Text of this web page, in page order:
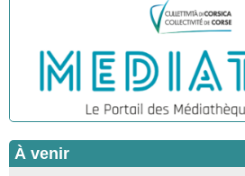
Exposition des œuvres de
"Racines, peintures acryliques et
Animation : "Petits lecteurs" -
Bicchisgià
Veillée de contes à la forêt
mignuleddu" par la Caravane de
Colloque : "Taravu : terre de
patrimoine religieux, roman, thermal et
Marc Fiamma - A Sarra di Farru
À venir